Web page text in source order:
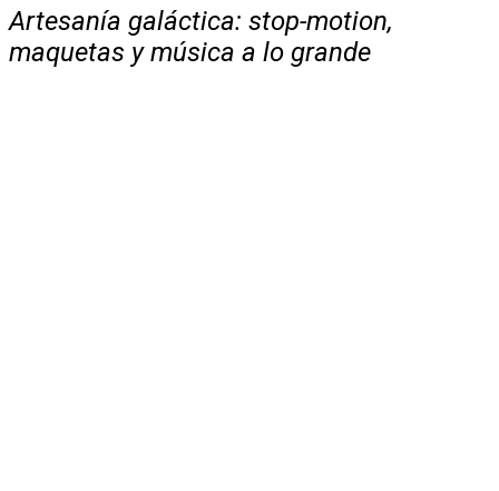
Artesanía galáctica: stop-motion,
maquetas y música a lo grande